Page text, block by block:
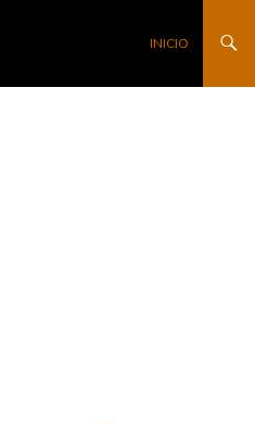
SALTAR AL
INICIO